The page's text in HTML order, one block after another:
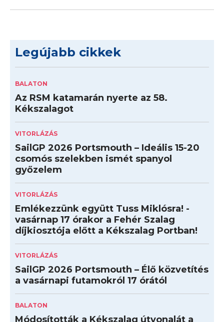
Legújabb cikkek
BALATON
Az RSM katamarán nyerte az 58.
Kékszalagot
VITORLÁZÁS
SailGP 2026 Portsmouth – Ideális 15-20
csomós szelekben ismét spanyol
győzelem
VITORLÁZÁS
Emlékezzünk együtt Tuss Miklósra! -
vasárnap 17 órakor a Fehér Szalag
díjkiosztója előtt a Kékszalag Portban!
VITORLÁZÁS
SailGP 2026 Portsmouth – Élő közvetítés
a vasárnapi futamokról 17 órától
BALATON
Módosították a Kékszalag útvonalát a